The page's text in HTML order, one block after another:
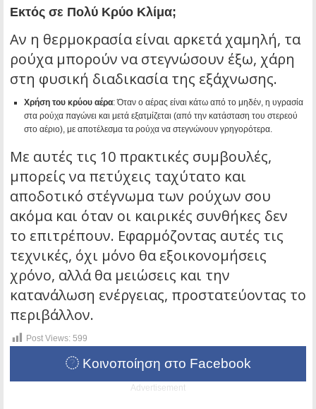
Εκτός σε Πολύ Κρύο Κλίμα;
Αν η θερμοκρασία είναι αρκετά χαμηλή, τα
ρούχα μπορούν να στεγνώσουν έξω, χάρη
στη φυσική διαδικασία της εξάχνωσης.
Χρήση του κρύου αέρα: Όταν ο αέρας είναι κάτω από το μηδέν, η υγρασία
στα ρούχα παγώνει και μετά εξατμίζεται (από την κατάσταση του στερεού
στο αέριο), με αποτέλεσμα τα ρούχα να στεγνώνουν γρηγορότερα.
Με αυτές τις 10 πρακτικές συμβουλές,
μπορείς να πετύχεις ταχύτατο και
αποδοτικό στέγνωμα των ρούχων σου
ακόμα και όταν οι καιρικές συνθήκες δεν
το επιτρέπουν. Εφαρμόζοντας αυτές τις
τεχνικές, όχι μόνο θα εξοικονομήσεις
χρόνο, αλλά θα μειώσεις και την
κατανάλωση ενέργειας, προστατεύοντας το
περιβάλλον.
Post Views: 599
Κοινοποίηση στο Facebook
Advertisement